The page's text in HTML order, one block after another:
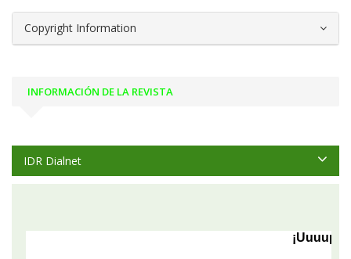
Copyright Information
INFORMACIÓN DE LA REVISTA
IDR Dialnet